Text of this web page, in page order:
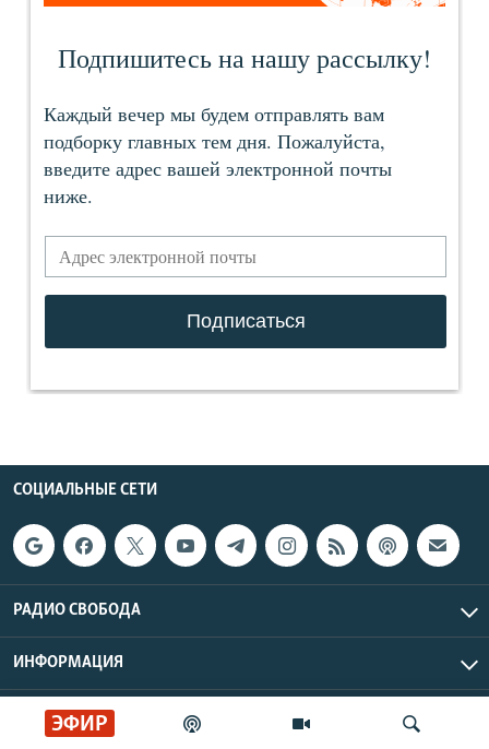
ЭФИР
СОЦИАЛЬНЫЕ СЕТИ
РАДИО СВОБОДА
ИНФОРМАЦИЯ
Радио Свобода © 2026 RFE/RL, Inc. | Все права защищены.